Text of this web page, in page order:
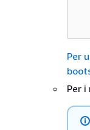
Per
Per i